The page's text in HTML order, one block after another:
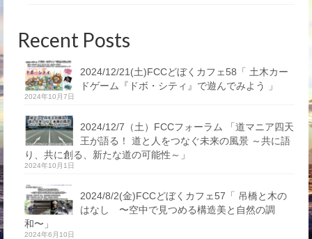
Recent Posts
2024/12/21(土)FCCどぼくカフェ58「 土木カー
ドゲーム『ドボ・シティ』で遊んでみよう 」
2024年10月7日
2024/12/7（土）FCCフォーラム 「道マニア四天
王が語る！ 道と人をつなぐ未来の風景 ～共に語
り、共に創る、新たな道の可能性～」
2024年10月1日
2024/8/2(金)FCCどぼくカフェ57「 吊橋と木の
はなし 〜空中で見つめる構造美と自然の調
和〜」
2024年6月10日